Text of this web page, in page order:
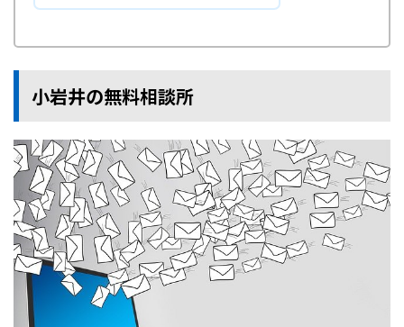
小岩井の無料相談所